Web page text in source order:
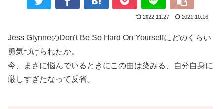
2022.11.27 2021.10.16
Jess GlynneのDon’t Be So Hard On Yourselfにどのくらい
勇気づけられたか。
今、まさに悩んでいるときにこの曲は染みる、自分自身に
厳しすぎたなって反省。